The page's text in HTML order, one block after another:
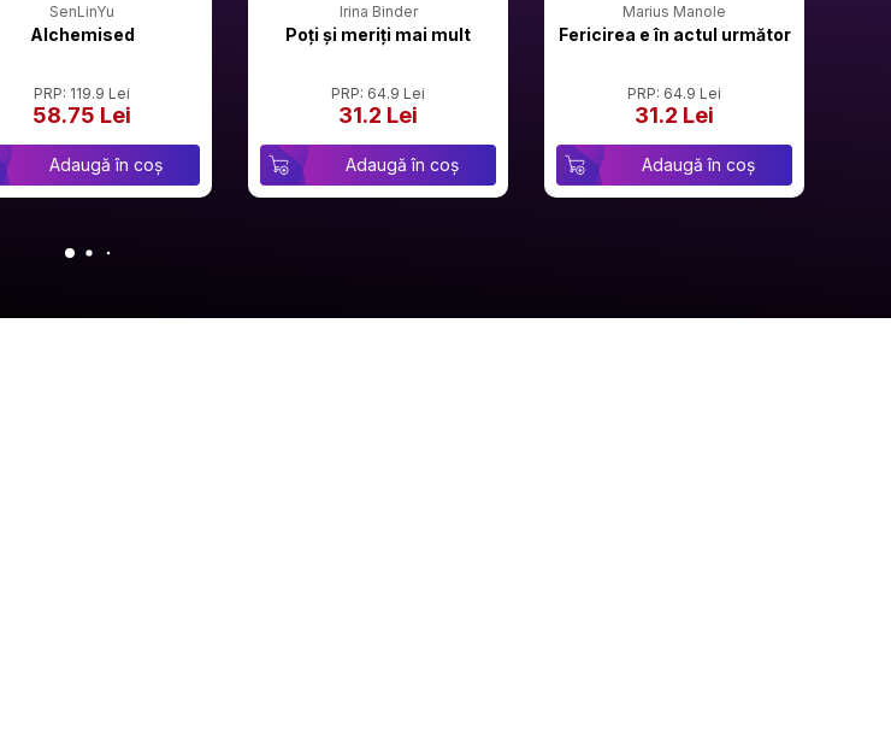
SenLinYu
Alchemised
PRP: 119.9 Lei
58.75 Lei
Adaugă în coș
Irina Binder
Poți și meriți mai mult
PRP: 64.9 Lei
31.2 Lei
Adaugă în coș
Marius Manole
Fericirea e în actul următor
PRP: 64.9 Lei
31.2 Lei
Adaugă în coș